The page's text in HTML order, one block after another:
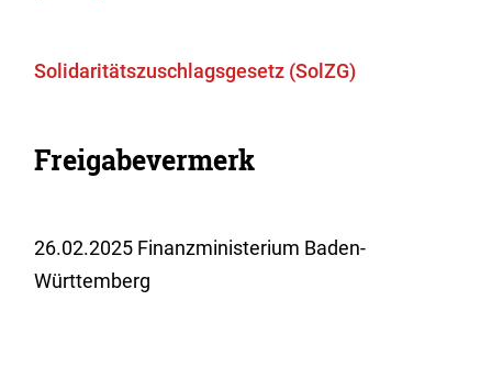
Solidaritätszuschlagsgesetz (SolZG)
Freigabevermerk
26.02.2025 Finanzministerium Baden-
Württemberg